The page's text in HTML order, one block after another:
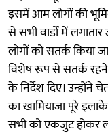
इसमें आम लोगों की
से सभी वार्डों में
लोगों को सतर्क किया
विशेष रूप से सतर्क रहने
के निर्देश दिए। उन्होंने
का खामियाजा पूरे
सभी को एकजुट होकर